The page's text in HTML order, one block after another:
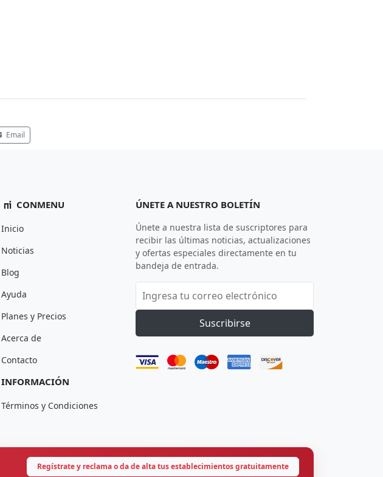
Email
CONMENU
Inicio
Noticias
Blog
Ayuda
Planes y Precios
Acerca de
Contacto
INFORMACIÓN
Términos y Condiciones
ÚNETE A NUESTRO BOLETÍN
Únete a nuestra lista de suscriptores para
recibir las últimas noticias, actualizaciones
y ofertas especiales directamente en tu
bandeja de entrada.
Suscribirse
Regístrate y reclama o da de alta tus establecimientos gratuitamente